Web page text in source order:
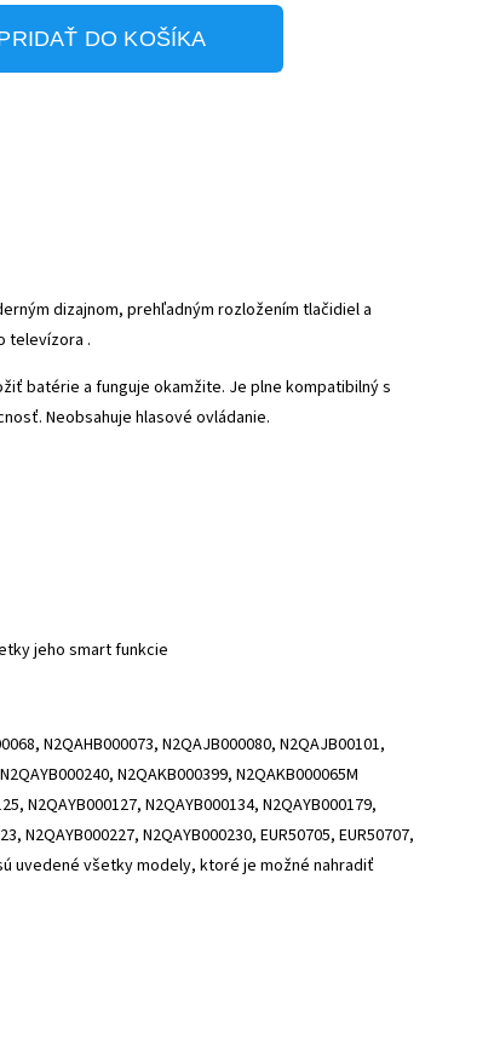
DO KOŠÍKA
dizajnom, prehľadným rozložením tlačidiel a
televízora .
batérie a funguje okamžite. Je plne kompatibilný s
Neobsahuje hlasové ovládanie.
jeho smart funkcie
N2QAHB000073, N2QAJB000080, N2QAJB00101,
N2QAKB000399, N2QAKB000065M
N2QAYB000127, N2QAYB000134, N2QAYB000179,
N2QAYB000227, N2QAYB000230, EUR50705, EUR50707,
sú uvedené všetky modely, ktoré je možné nahradiť